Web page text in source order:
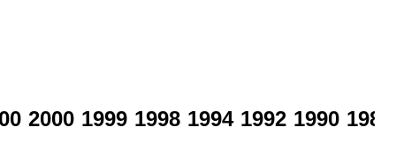
2000 1999 1998 1994 1992 1990 1984